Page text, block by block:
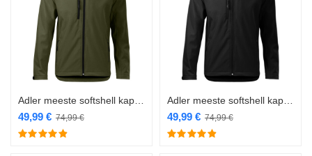
74,99€
49,99 € 74,99€
49,99 €